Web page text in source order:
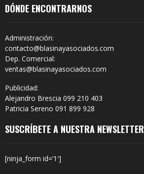
DÓNDE ENCONTRARNOS
Administración:
contacto@blasinayasociados.com
Dep. Comercial:
ventas@blasinayasociados.com
Publicidad:
Alejandro Brescia 099 210 403
Patricia Sereno 091 899 928
SUSCRÍBETE A NUESTRA NEWSLETTER
[ninja_form id=’1′]